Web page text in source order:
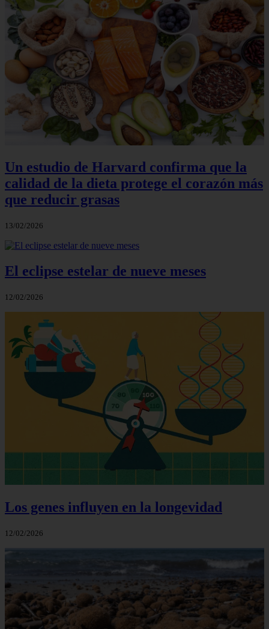
Un estudio de Harvard confirma que la
calidad de la dieta protege el corazón más
que reducir grasas
13/02/2026
El eclipse estelar de nueve meses
12/02/2026
Los genes influyen en la longevidad
12/02/2026